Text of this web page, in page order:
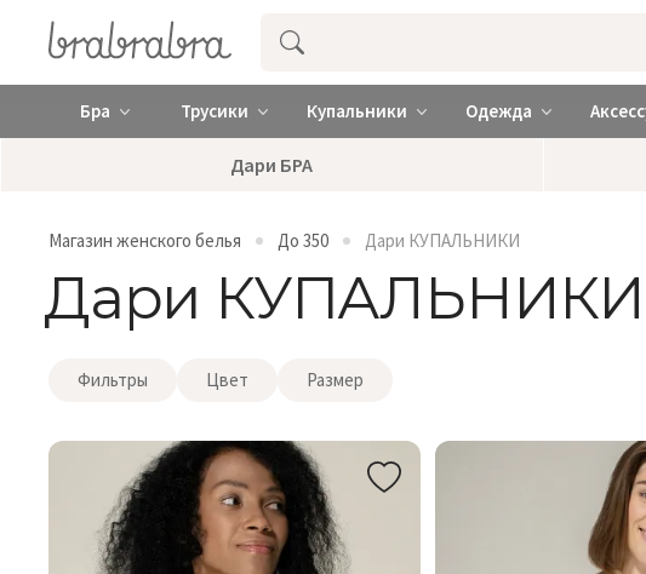
Купить нижнее женское белье ❤️ brabrabra ❤️
Бра Трусики Купальники Одежда
Дари БРА
Магазин женского белья До 350 Дари КУПАЛЬНИКИ
Дари КУПАЛЬНИКИ
Фильтры Цвет Размер